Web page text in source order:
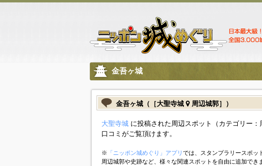
金吾ヶ城
金吾ヶ城（［大聖寺城 周辺城郭］）
大聖寺城に投稿された周辺スポット（カテゴリー：
口コミがご覧頂けます。
※ 「ニッポン城めぐり」アプリ では、スタンプラリースポッ
周辺城郭や史跡など、様々な関連スポットを自由に追加でき